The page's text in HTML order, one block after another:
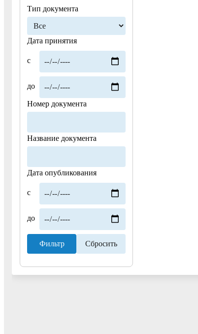
Тип документа
Дата принятия
с
до
Номер документа
Название документа
Дата опубликования
с
до